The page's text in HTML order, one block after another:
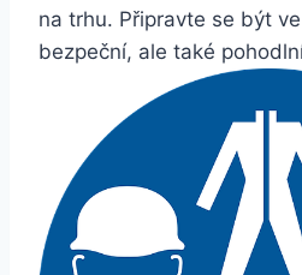
na‌ trhu. Připravte se ‌být
bezpeční, ale také‌